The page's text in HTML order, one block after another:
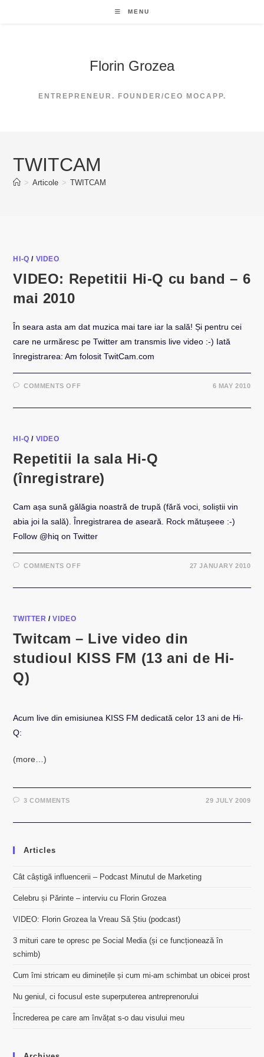
MENU
Florin Grozea
ENTREPRENEUR. FOUNDER/CEO MOCAPP.
TWITCAM
> Articole > TWITCAM
HI-Q / VIDEO
VIDEO: Repetitii Hi-Q cu band – 6
mai 2010
În seara asta am dat muzica mai tare iar la sală! Și pentru cei
care ne urmăresc pe Twitter am transmis live video :-) Iată
înregistrarea: Am folosit TwitCam.com
COMMENTS OFFON
HI-
MAI
2010
6 MAY 2010
HI-Q / VIDEO
Repetitii la sala Hi-Q
(înregistrare)
Cam așa sună gălăgia noastră de trupă (fără voci, soliștii vin
abia joi la sală). Înregistrarea de aseară. Rock mătușeee :-)
Follow @hiq on Twitter
COMMENTS OFFON
SALA
27 JANUARY 2010
TWITTER /VIDEO
Twitcam – Live video din
studioul KISS FM (13 ani de Hi-
Q)
Acum live din emisiunea KISS FM dedicată celor 13 ani de Hi-
Q:
(more…)
3 COMMENTS 29 JULY 2009
Articles
Cât câștigă influencerii – Podcast Minutul de Marketing
Celebru și Părinte – interviu cu Florin Grozea
VIDEO: Florin Grozea la Vreau Să Știu (podcast)
3 mituri care te opresc pe Social Media (și ce funcționează în
schimb)
Cum îmi stricam eu diminețile și cum mi-am schimbat un obicei prost
Nu geniul, ci focusul este superputerea antreprenorului
Încrederea pe care am învățat s-o dau visului meu